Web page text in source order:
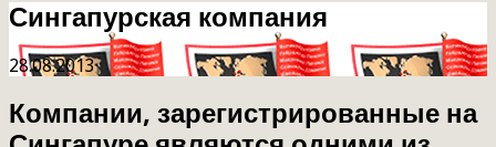
Сингапурская компания
28.08.2013
Компании, зарегистрированные на